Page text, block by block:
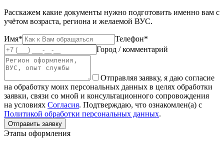
Расскажем какие документы нужно подготовить именно вам с
учётом возраста, региона и желаемой ВУС.
Имя*
Телефон*
Город / комментарий
Отправляя заявку, я даю согласие
на обработку моих персональных данных в целях обработки
заявки, связи со мной и консультационного сопровождения
на условиях Согласия. Подтверждаю, что ознакомлен(а) с
Политикой обработки персональных данных.
Отправить заявку
Этапы оформления